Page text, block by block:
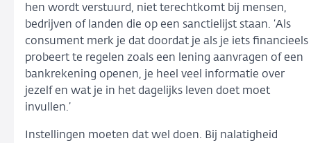
hen wordt verstuurd, niet terechtkomt bij mensen,
bedrijven of landen die op een sanctielijst staan. ‘Als
consument merk je dat doordat je als je iets financieels
probeert te regelen zoals een lening aanvragen of een
bankrekening openen, je heel veel informatie over
jezelf en wat je in het dagelijks leven doet moet
invullen.’
Instellingen moeten dat wel doen. Bij nalatigheid